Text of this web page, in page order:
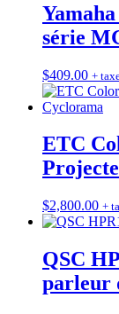
série
$409.00 +
ETC
$2,800.00 +
QSC
parleur